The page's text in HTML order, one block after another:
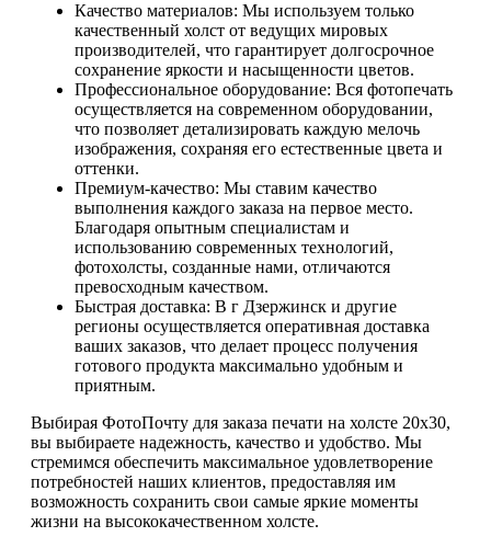
Качество материалов: Мы используем только
качественный холст от ведущих мировых
производителей, что гарантирует долгосрочное
сохранение яркости и насыщенности цветов.
Профессиональное оборудование: Вся фотопечать
осуществляется на современном оборудовании,
что позволяет детализировать каждую мелочь
изображения, сохраняя его естественные цвета и
оттенки.
Премиум-качество: Мы ставим качество
выполнения каждого заказа на первое место.
Благодаря опытным специалистам и
использованию современных технологий,
фотохолсты, созданные нами, отличаются
превосходным качеством.
Быстрая доставка: В г Дзержинск и другие
регионы осуществляется оперативная доставка
ваших заказов, что делает процесс получения
готового продукта максимально удобным и
приятным.
Выбирая ФотоПочту для заказа печати на холсте 20х30,
вы выбираете надежность, качество и удобство. Мы
стремимся обеспечить максимальное удовлетворение
потребностей наших клиентов, предоставляя им
возможность сохранить свои самые яркие моменты
жизни на высококачественном холсте.